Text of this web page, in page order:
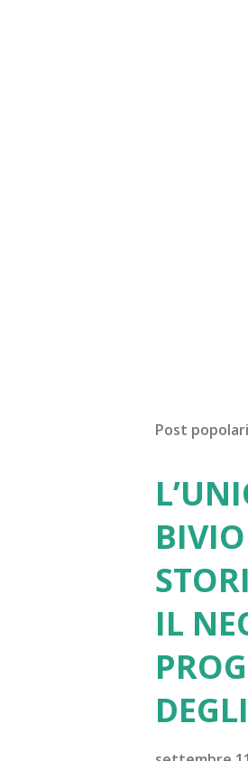
Post
IL